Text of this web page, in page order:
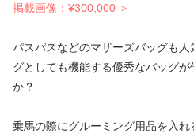
掲載画像：¥300,000 ＞
パスパスなどのマザーズバッグも
グとしても機能する優秀なバッグ
か？
乗馬の際にグルーミング用品を入